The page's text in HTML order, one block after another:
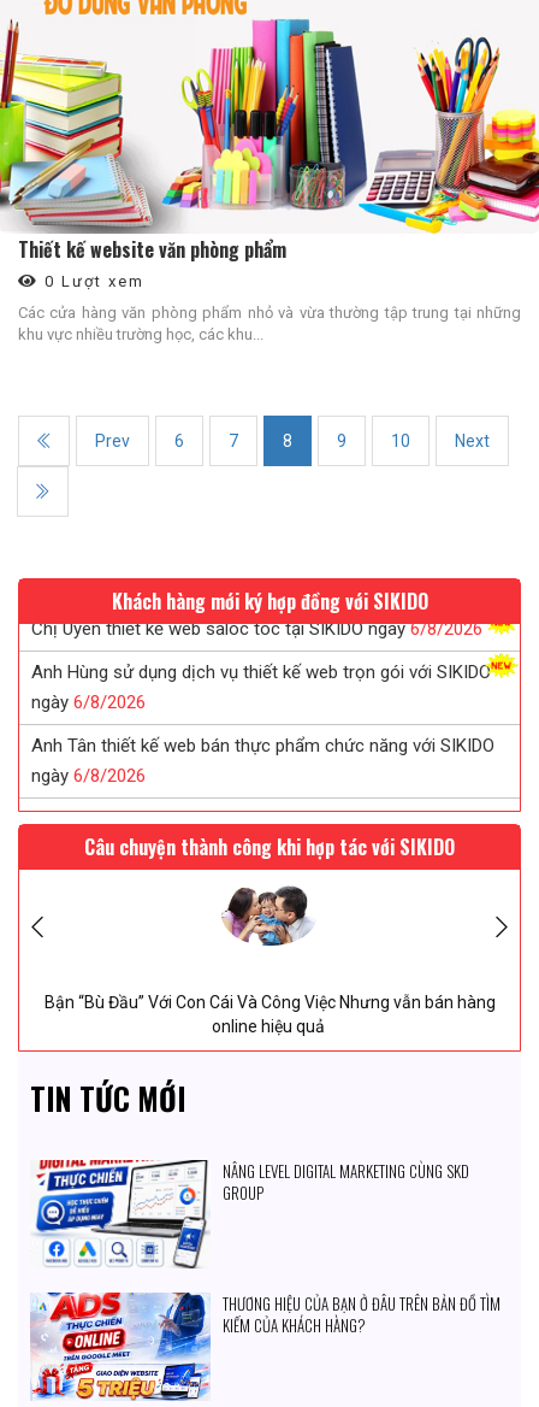
Thiết kế website văn phòng phẩm
0 Lượt xem
Các cửa hàng văn phòng phẩm nhỏ và vừa thường tập trung tại những
khu vực nhiều trường học, các khu...
Prev 6 7 8 9 10 Next
Khách hàng mới ký hợp đồng với SIKIDO
Anh Hùng sử dụng dịch vụ thiết kế web trọn gói với SIKIDO
ngày6/8/ 2026
Anh Tân thiết kế web bán thực phẩm chức năng với SIKIDO
ngày6/8/2026
Anh Khang sau khi tk web tại SIKIDO đã giới thiệu khách sử
dụng6/8/2026
Chị Tuyết đã tin tưởng ký web in ấn sau khi được SIKIDO tư
Chị Uyên thiết kế web saloc tóc tại SIKIDO ngày
Câu chuyện thành công khi hợp tác với SIKIDO
Bận “Bù Đầu” Với Con Cái Và Công Việc Nhưng vẫn bán hàng
online hiệu quả
TIN TỨC MỚI
NÂNG LEVEL DIGITAL MARKETING CÙNG SKD
GROUP
THƯƠNG HIỆU CỦA BẠN Ở ĐÂU TRÊN BẢN ĐỒ TÌM
KIẾM CỦA KHÁCH HÀNG?